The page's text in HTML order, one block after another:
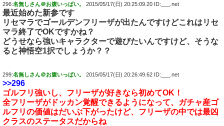
296:名無しさん＠お腹いっぱい。 2015/05/17(日) 20:25:09.20 ID:___.net
最近始めた新参です
リセマラでゴールデンフリーザが出たんですけどこれはリセ
マラ終了でOKですかね？
どうせなら強いキャラクターで遊びたいんですけど、そうな
ると神悟空1択でしょうか？？
299:名無しさん＠お腹いっぱい。 2015/05/17(日) 20:26:49.62 ID:___.net
>>296
ゴルフリ強いし、フリーザが好きなら初めてOK！
全フリーザがドッカン覚醒できるようになって、ガチャ産ゴ
ルフリの価値はだいぶ下がったけど、フリーザの中では最凶
クラスのステータスだからね